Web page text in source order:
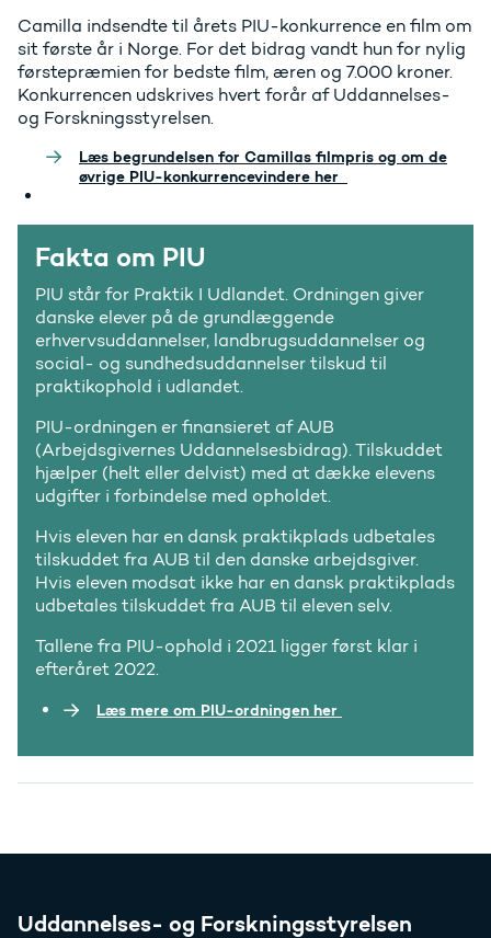
Camilla indsendte til årets PIU-konkurrence en film om
sit første år i Norge. For det bidrag vandt hun for nylig
førstepræmien for bedste film, æren og 7.000 kroner.
Konkurrencen udskrives hvert forår af Uddannelses-
og Forskningsstyrelsen.
Læs begrundelsen for Camillas filmpris og om de
øvrige PIU-konkurrencevindere her
Fakta om PIU
PIU står for Praktik I Udlandet. Ordningen giver
danske elever på de grundlæggende
erhvervsuddannelser, landbrugsuddannelser og
social- og sundhedsuddannelser tilskud til
praktikophold i udlandet.
PIU-ordningen er finansieret af AUB
(Arbejdsgivernes Uddannelsesbidrag). Tilskuddet
hjælper (helt eller delvist) med at dække elevens
udgifter i forbindelse med opholdet.
Hvis eleven har en dansk praktikplads udbetales
tilskuddet fra AUB til den danske arbejdsgiver.
Hvis eleven modsat ikke har en dansk praktikplads
udbetales tilskuddet fra AUB til eleven selv.
Tallene fra PIU-ophold i 2021 ligger først klar i
efteråret 2022.
Læs mere om PIU-ordningen her
Uddannelses- og Forskningsstyrelsen